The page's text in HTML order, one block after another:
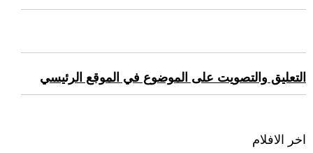
التعليق والتصويت على الموضوع في الموقع الرئيسي
اخر الافلام